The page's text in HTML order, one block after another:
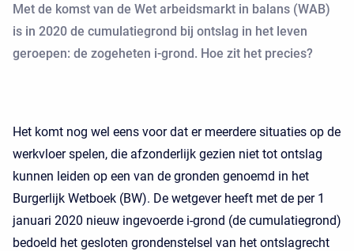
Met de komst van de Wet arbeidsmarkt in balans (WAB)
is in 2020 de cumulatiegrond bij ontslag in het leven
geroepen: de zogeheten i-grond. Hoe zit het precies?
Het komt nog wel eens voor dat er meerdere situaties op de
werkvloer spelen, die afzonderlijk gezien niet tot ontslag
kunnen leiden op een van de gronden genoemd in het
Burgerlijk Wetboek (BW). De wetgever heeft met de per 1
januari 2020 nieuw ingevoerde i-grond (de cumulatiegrond)
bedoeld het gesloten grondenstelsel van het ontslagrecht